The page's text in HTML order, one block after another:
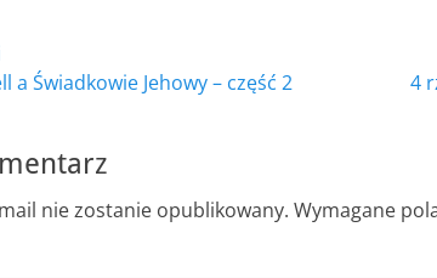
a Świadkowie Jehowy – część 2 4
nie zostanie opublikowany. Wymagane